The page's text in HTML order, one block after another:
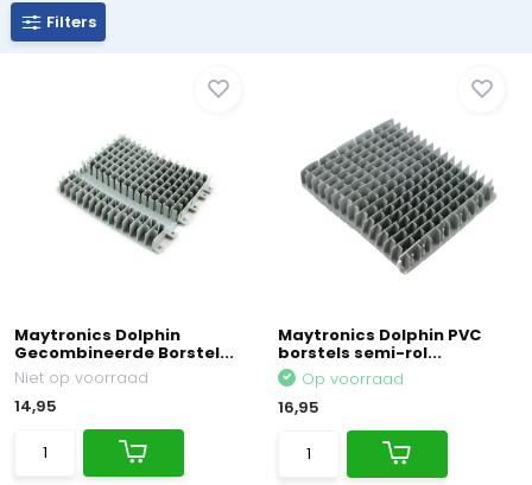
Filters
Maytronics Dolphin
Gecombineerde Borstel...
Niet op voorraad
14,95
Maytronics Dolphin PVC
borstels semi-rol...
Op voorraad
16,95